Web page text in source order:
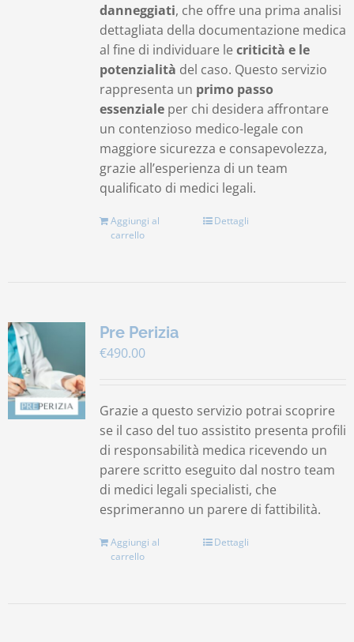
danneggiati, che offre una prima analisi
dettagliata della documentazione medica
al fine di individuare le criticità e le
potenzialità del caso. Questo servizio
rappresenta un primo passo
essenzialeper chi desidera affrontare
un contenzioso medico-legale con
maggiore sicurezza e consapevolezza,
grazie all’esperienza di un team
qualificato di medici legali.
Aggiungi al
carrello
Dettagli
Pre Perizia
€490.00
Grazie a questo servizio potrai scoprire
se il caso del tuo assistito presenta profili
di responsabilità medica ricevendo un
parere scritto eseguito dal nostro team
di medici legali specialisti, che
esprimeranno un parere di fattibilità.
Aggiungi al
carrello
Dettagli